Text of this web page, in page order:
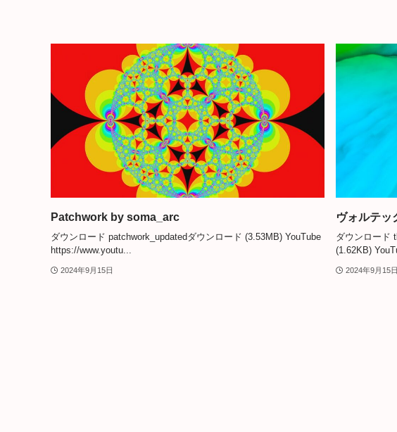
Patchwork by soma_arc
ダウンロード patchwork_updatedダウンロード (3.53MB) YouTube
https://www.youtu...
2024年9月15日
ヴォルテ
ダウンロード
(1.62KB)
2024年9月15日